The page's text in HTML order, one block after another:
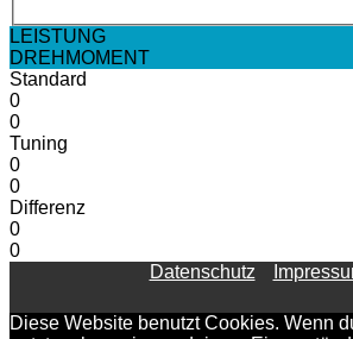
LEISTUNG
DREHMOMENT
Standard
0
0
Tuning
0
0
Differenz
0
0
Datenschutz
Diese Website benutzt Cookies. Wenn